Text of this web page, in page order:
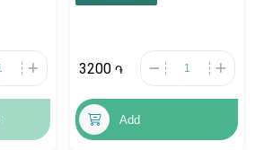
3200 ֏
Add